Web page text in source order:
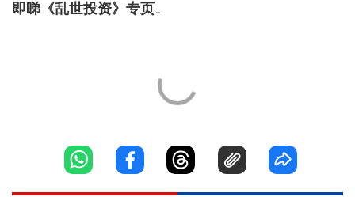
即睇《乱世投资》专页↓